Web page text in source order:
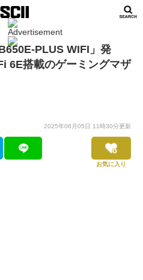
PLUS WIFI」発
6E搭載のゲーミングマザ
2025年06月05日 11時30分更新
お気に入り